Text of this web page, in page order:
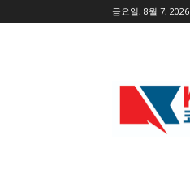
금요일, 8월 7, 2026